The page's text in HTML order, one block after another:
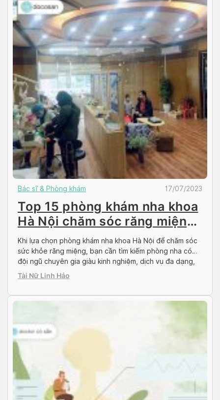
Bác sĩ & Phòng khám 17/07/2023
Top 15 phòng khám nha khoa
Hà Nội chăm sóc răng miệng
tốt
Khi lựa chọn phòng khám nha khoa Hà Nội để chăm sóc
sức khỏe răng miệng, bạn cần tìm kiếm phòng nha có
đội ngũ chuyên gia giàu kinh nghiệm, dịch vụ đa dạng,
cơ sở và trang thiết bị hiện đại, cùng với tinh thần phục
Tài Nữ Linh Hảo